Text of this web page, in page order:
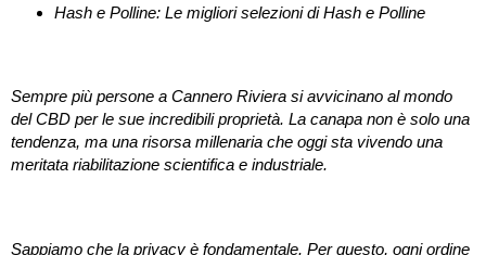
Hash e Polline: Le migliori selezioni di Hash e Polline
Sempre più persone a Cannero Riviera si avvicinano al mondo
del CBD per le sue incredibili proprietà. La canapa non è solo una
tendenza, ma una risorsa millenaria che oggi sta vivendo una
meritata riabilitazione scientifica e industriale.
Sappiamo che la privacy è fondamentale. Per questo, ogni ordine